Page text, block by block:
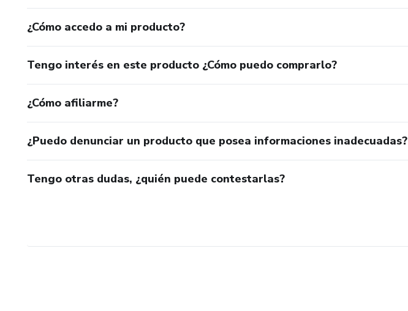
¿Cómo accedo a mi producto?
Tengo interés en este producto ¿Cómo puedo comprarlo?
¿Cómo afiliarme?
¿Puedo denunciar un producto que posea informaciones inadecuadas?
Tengo otras dudas, ¿quién puede contestarlas?